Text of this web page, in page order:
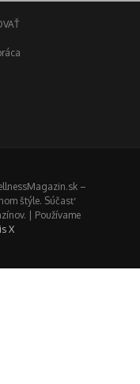
–
štýle. Súčasť
| Používame
X